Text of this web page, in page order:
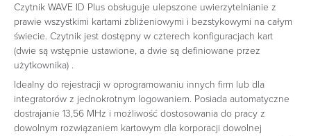
Czytnik WAVE ID Plus obsługuje ulepszone uwierzytelnianie z
prawie wszystkimi kartami zbliżeniowymi i bezstykowymi na całym
świecie. Czytnik jest dostępny w czterech konfiguracjach kart
(dwie są wstępnie ustawione, a dwie są definiowane przez
użytkownika) .
Idealny do rejestracji w oprogramowaniu innych firm lub dla
integratorów z jednokrotnym logowaniem. Posiada automatyczne
dostrajanie 13,56 MHz i możliwość dostosowania do pracy z
dowolnym rozwiązaniem kartowym dla korporacji dowolnej